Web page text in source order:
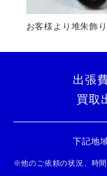
お客様より堆朱飾
出張
買取
下記地
※他のご依頼の状況、時